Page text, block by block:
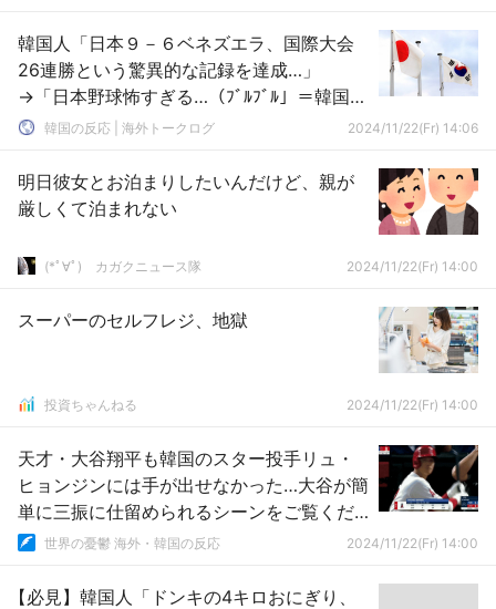
韓国人「日本９－６ベネズエラ、国際大会
26連勝という驚異的な記録を達成…」
→「日本野球怖すぎる…（ﾌﾞﾙﾌﾞﾙ」＝韓国の
反応韓国の反応 | 海外トークログ 2024/11/22(Fr) 14:06
明日彼女とお泊まりしたいんだけど、親が
厳しくて泊まれない
(*ﾟ∀ﾟ)ゞカガクニュース隊 2024/11/22(Fr) 14:00
スーパーのセルフレジ、地獄
投資ちゃんねる 2024/11/22(Fr) 14:00
天才・大谷翔平も韓国のスター投手リュ・
ヒョンジンには手が出せなかった…大谷が簡
単に三振に仕留められるシーンをご覧くだ
さい 【ネット民の反応】
世界の憂鬱 海外・韓国の反応 2024/11/22(Fr) 14:00
【必見】韓国人「ドンキの4キロおにぎり、